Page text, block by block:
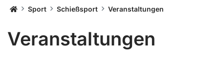
Startseite
Sport Schießsport Veranstaltungen
Veranstaltungen